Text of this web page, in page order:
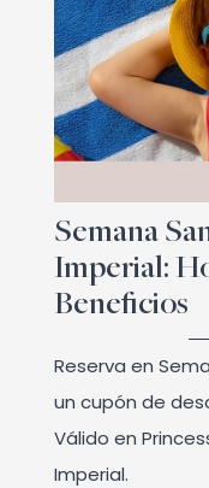
Semana
Imperial:
Beneficios
Reserva en
un cupón de
Válido en
Imperial.